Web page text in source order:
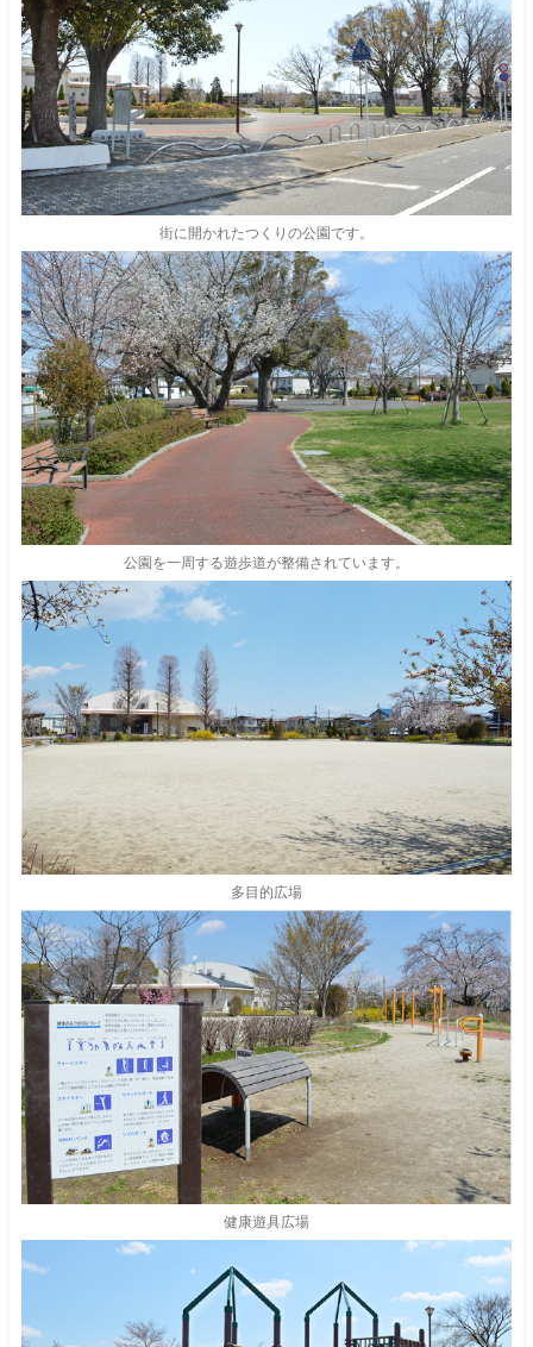
街に開かれたつくりの公園です。
公園を一周する遊歩道が整備されています。
多目的広場
健康遊具広場